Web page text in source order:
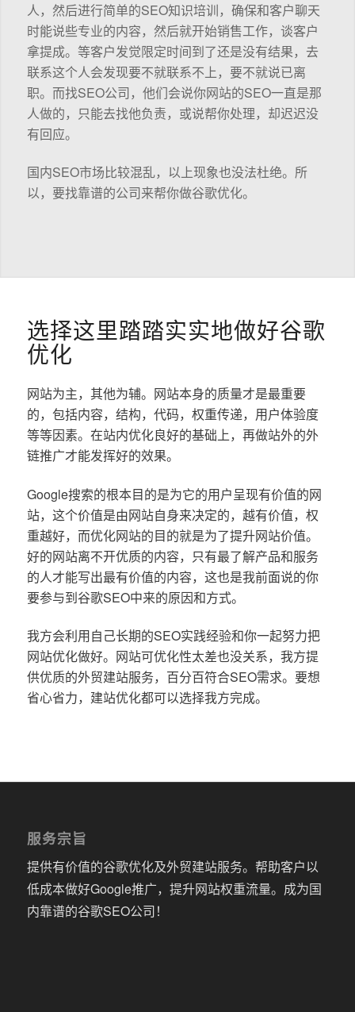
人，然后进行简单的SEO知识培训，确保和客户聊天
时能说些专业的内容，然后就开始销售工作，谈客户
拿提成。等客户发觉限定时间到了还是没有结果，去
联系这个人会发现要不就联系不上，要不就说已离
职。而找SEO公司，他们会说你网站的SEO一直是那
人做的，只能去找他负责，或说帮你处理，却迟迟没
有回应。
国内SEO市场比较混乱，以上现象也没法杜绝。所
以，要找靠谱的公司来帮你做谷歌优化。
选择这里踏踏实实地做好谷歌
优化
网站为主，其他为辅。网站本身的质量才是最重要
的，包括内容，结构，代码，权重传递，用户体验度
等等因素。在站内优化良好的基础上，再做站外的外
链推广才能发挥好的效果。
Google搜索的根本目的是为它的用户呈现有价值的网
站，这个价值是由网站自身来决定的，越有价值，权
重越好，而优化网站的目的就是为了提升网站价值。
好的网站离不开优质的内容，只有最了解产品和服务
的人才能写出最有价值的内容，这也是我前面说的你
要参与到谷歌SEO中来的原因和方式。
我方会利用自己长期的SEO实践经验和你一起努力把
网站优化做好。网站可优化性太差也没关系，我方提
供优质的外贸建站服务，百分百符合SEO需求。要想
省心省力，建站优化都可以选择我方完成。
服务宗旨
提供有价值的谷歌优化及外贸建站服务。帮助客户以
低成本做好Google推广，提升网站权重流量。成为国
内靠谱的谷歌SEO公司！